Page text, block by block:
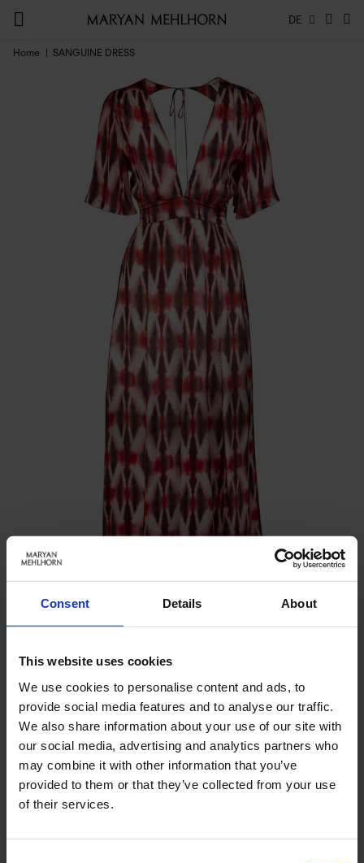
Consent Details About
This website uses cookies
We use cookies to personalise content and ads, to
provide social media features and to analyse our traffic.
We also share information about your use of our site with
our social media, advertising and analytics partners who
may combine it with other information that you’ve
provided to them or that they’ve collected from your use
of their services.
DE
Home SANGUINE DRESS
DRESS
Benachrichtigen Sie mich, wenn das Produkt auf Lager
inkl. MwSt.
PRODUKTDETAILS